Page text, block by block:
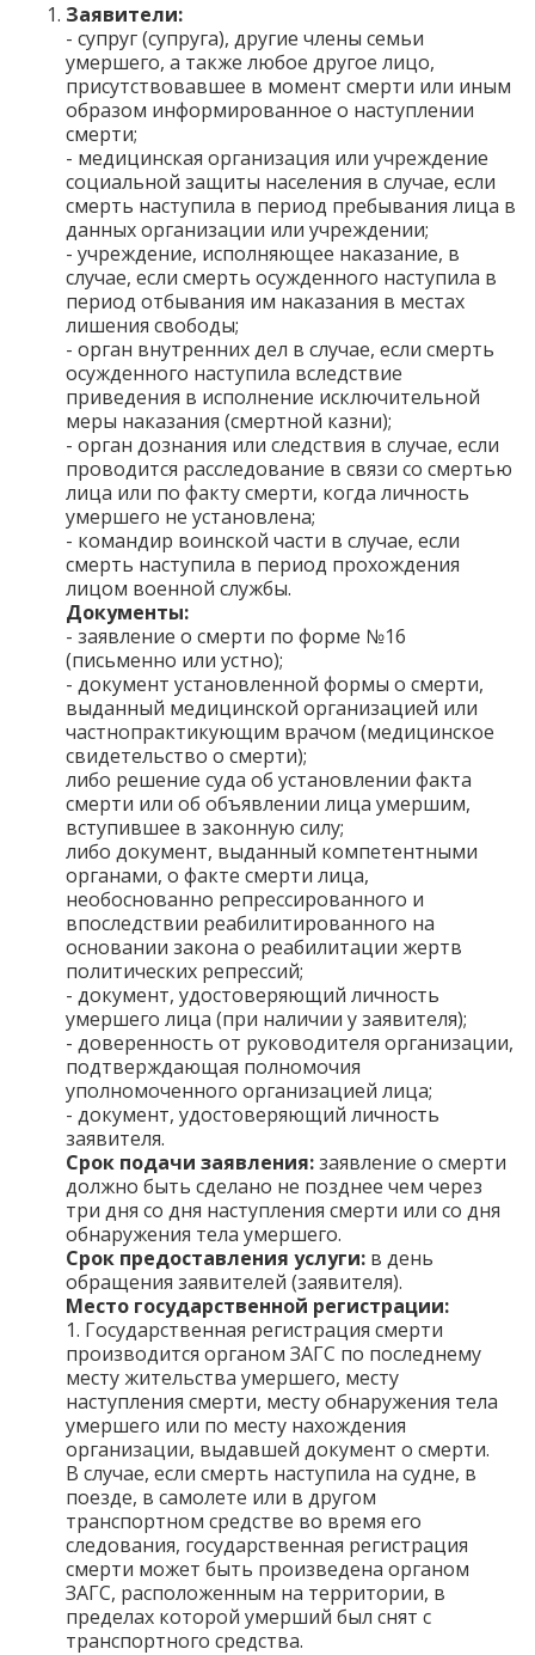
Заявители:
- супруг (супруга), другие члены семьи
умершего, а также любое другое лицо,
присутствовавшее в момент смерти или иным
образом информированное о наступлении
смерти;
- медицинская организация или учреждение
социальной защиты населения в случае, если
смерть наступила в период пребывания лица в
данных организации или учреждении;
- учреждение, исполняющее наказание, в
случае, если смерть осужденного наступила в
период отбывания им наказания в местах
лишения свободы;
- орган внутренних дел в случае, если смерть
осужденного наступила вследствие
приведения в исполнение исключительной
меры наказания (смертной казни);
- орган дознания или следствия в случае, если
проводится расследование в связи со смертью
лица или по факту смерти, когда личность
умершего не установлена;
- командир воинской части в случае, если
смерть наступила в период прохождения
лицом военной службы.
Документы:
- заявление о смерти по форме №16
(письменно или устно);
- документ установленной формы о смерти,
выданный медицинской организацией или
частнопрактикующим врачом (медицинское
свидетельство о смерти);
либо решение суда об установлении факта
смерти или об объявлении лица умершим,
вступившее в законную силу;
либо документ, выданный компетентными
органами, о факте смерти лица,
необоснованно репрессированного и
впоследствии реабилитированного на
основании закона о реабилитации жертв
политических репрессий;
- документ, удостоверяющий личность
умершего лица (при наличии у заявителя);
- доверенность от руководителя организации,
подтверждающая полномочия
уполномоченного организацией лица;
- документ, удостоверяющий личность
заявителя.
Срок подачи заявления:заявление о смерти
должно быть сделано не позднее чем через
три дня со дня наступления смерти или со дня
обнаружения тела умершего.
Срок предоставления услуги: в день
обращения заявителей (заявителя).
Место государственной регистрации:
1. Государственная регистрация смерти
производится органом ЗАГС по последнему
месту жительства умершего, месту
наступления смерти, месту обнаружения тела
умершего или по месту нахождения
организации, выдавшей документ о смерти.
В случае, если смерть наступила на судне, в
поезде, в самолете или в другом
транспортном средстве во время его
следования, государственная регистрация
смерти может быть произведена органом
ЗАГС, расположенным на территории, в
пределах которой умерший был снят с
транспортного средства.